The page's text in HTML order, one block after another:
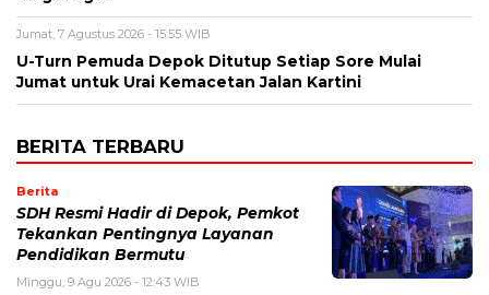
Jumat, 7 Agustus 2026 - 15:55 WIB
U-Turn Pemuda Depok Ditutup Setiap Sore Mulai
Jumat untuk Urai Kemacetan Jalan Kartini
BERITA TERBARU
Berita
SDH Resmi Hadir di Depok, Pemkot
Tekankan Pentingnya Layanan
Pendidikan Bermutu
Minggu, 9 Agu 2026 - 12:43 WIB